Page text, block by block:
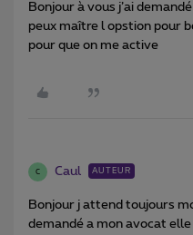
Bonjour à vous j’ai
peux maître l opstion pour
pour que on me active
C Caul AUTEUR
Bonjour j attend toujours
demandé a mon avocat elle